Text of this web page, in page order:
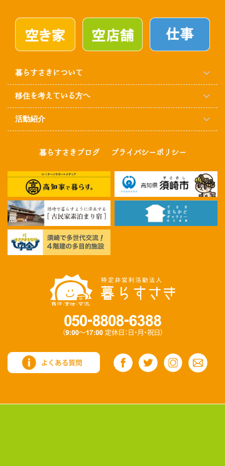
暮らすさきについて
移住を考えている方へ
活動紹介
暮らすさきブログ プライバシーポリシー